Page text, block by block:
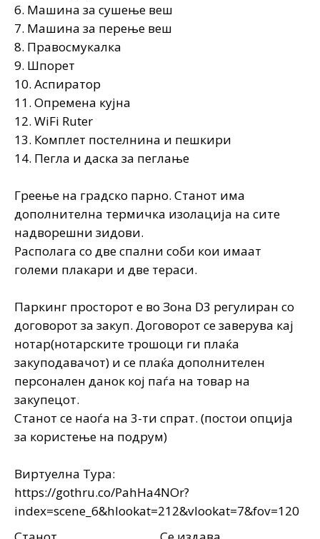
6. Машина за сушење веш
7. Машина за перење веш
8. Правосмукалка
9. Шпорет
10. Аспиратор
11. Опремена кујна
12. WiFi Ruter
13. Комплет постелнина и пешкири
14. Пегла и даска за пеглање
Греење на градско парно. Станот има
дополнителна термичка изолација на сите
надворешни зидови.
Располага со две спални соби кои имаат
големи плакари и две тераси.
Паркинг просторот е во Зона D3 регулиран со
договорот за закуп. Договорот се заверува кај
нотар(нотарските трошоци ги плаќа
закуподавачот) и се плаќа дополнителен
персонален данок кој паѓа на товар на
закупецот.
Станот се наоѓа на 3-ти спрат. (постои опција
за користење на подрум)
Виртуелна Тура:
https://gothru.co/PahHa4NOr?
index=scene_6&hlookat=212&vlookat=7&fov=120